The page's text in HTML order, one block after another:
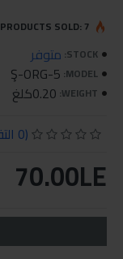
STOCK: متوفر
MODEL:
Ş-ORG-5
WEIGHT: 0.20كلغ
PRODUCTS SOLD: 7
(0 التقييمات)
70.00LE